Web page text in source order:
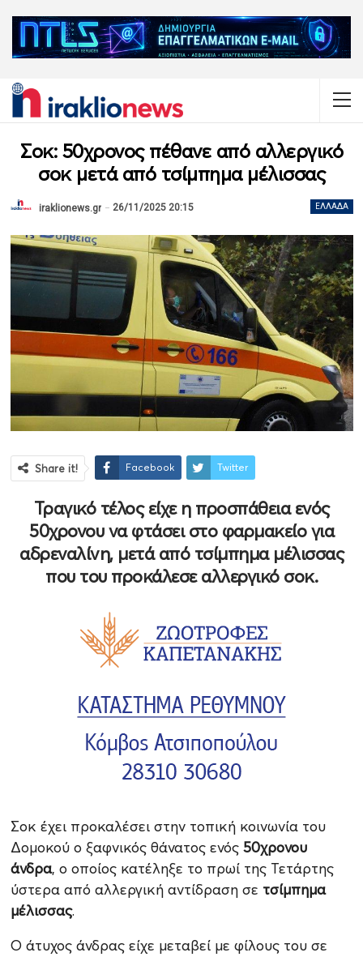
Σοκ: 50χρονος πέθανε από αλλεργικό
σοκ μετά από τσίμπημα μέλισσας
ΕΛΛΆΔΑ
iraklionews.gr 26/11/2025 20:15
Share it! Facebook Twitter
Τραγικό τέλος είχε η προσπάθεια ενός
50χρονου να φτάσει στο φαρμακείο για
αδρεναλίνη, μετά από τσίμπημα μέλισσας
που του προκάλεσε αλλεργικό σοκ.
Σοκ έχει προκαλέσει στην τοπική κοινωνία του
Δομοκού ο ξαφνικός θάνατος ενός 50χρονου
άνδρα, ο οποίος κατέληξε το πρωί της Τετάρτης
ύστερα από αλλεργική αντίδραση σε τσίμπημα
μέλισσας.
Ο άτυχος άνδρας είχε μεταβεί με φίλους του σε